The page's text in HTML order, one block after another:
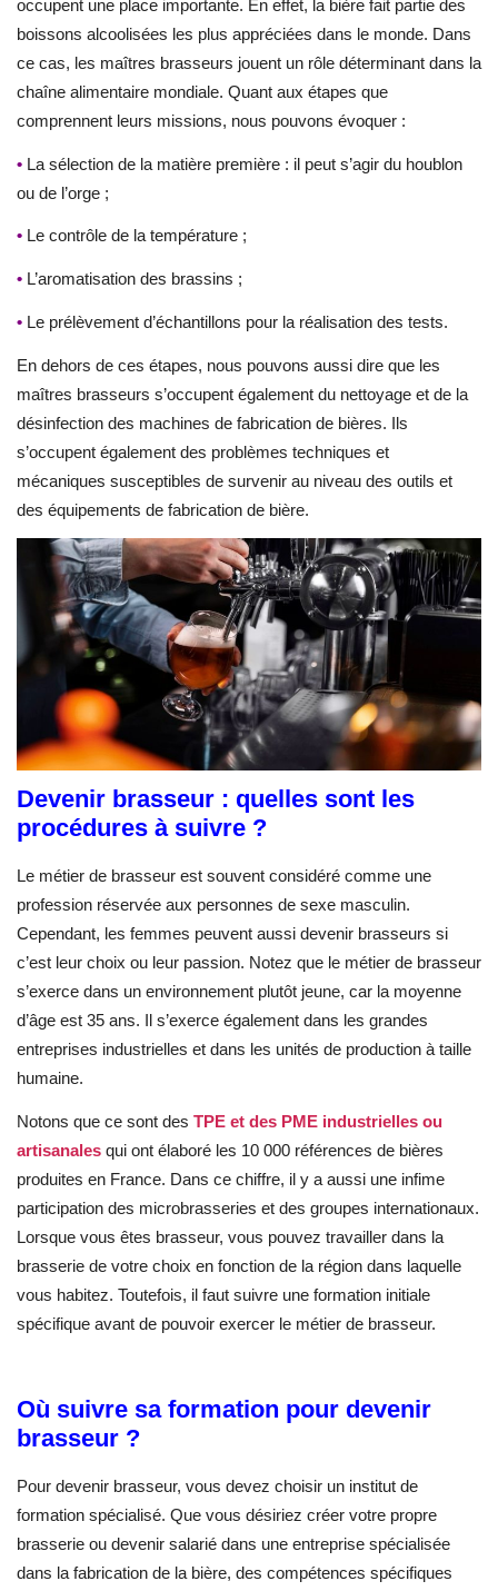
occupent une place importante. En effet, la bière fait partie des
boissons alcoolisées les plus appréciées dans le monde. Dans
ce cas, les maîtres brasseurs jouent un rôle déterminant dans la
chaîne alimentaire mondiale. Quant aux étapes que
comprennent leurs missions, nous pouvons évoquer :
• La sélection de la matière première : il peut s’agir du houblon
ou de l’orge ;
• Le contrôle de la température ;
• L’aromatisation des brassins ;
• Le prélèvement d’échantillons pour la réalisation des tests.
En dehors de ces étapes, nous pouvons aussi dire que les
maîtres brasseurs s’occupent également du nettoyage et de la
désinfection des machines de fabrication de bières. Ils
s’occupent également des problèmes techniques et
mécaniques susceptibles de survenir au niveau des outils et
des équipements de fabrication de bière.
Devenir brasseur : quelles sont les
procédures à suivre ?
Le métier de brasseur est souvent considéré comme une
profession réservée aux personnes de sexe masculin.
Cependant, les femmes peuvent aussi devenir brasseurs si
c’est leur choix ou leur passion. Notez que le métier de brasseur
s’exerce dans un environnement plutôt jeune, car la moyenne
d’âge est 35 ans. Il s’exerce également dans les grandes
entreprises industrielles et dans les unités de production à taille
humaine.
Notons que ce sont des TPE et des PME industrielles ou
artisanales qui ont élaboré les 10 000 références de bières
produites en France. Dans ce chiffre, il y a aussi une infime
participation des microbrasseries et des groupes internationaux.
Lorsque vous êtes brasseur, vous pouvez travailler dans la
brasserie de votre choix en fonction de la région dans laquelle
vous habitez. Toutefois, il faut suivre une formation initiale
spécifique avant de pouvoir exercer le métier de brasseur.
Où suivre sa formation pour devenir
brasseur ?
Pour devenir brasseur, vous devez choisir un institut de
formation spécialisé. Que vous désiriez créer votre propre
brasserie ou devenir salarié dans une entreprise spécialisée
dans la fabrication de la bière, des compétences spécifiques